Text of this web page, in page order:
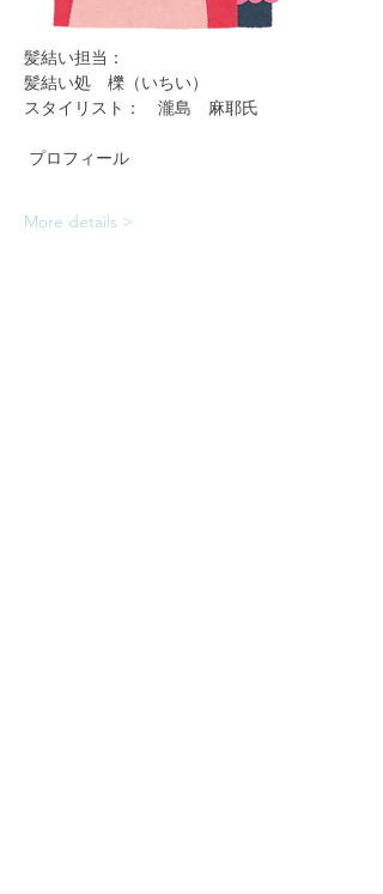
髪結い担当：
髪結い処　櫟（いちい）
スタイリスト：　瀧島　麻耶氏
プロフィール
More details >